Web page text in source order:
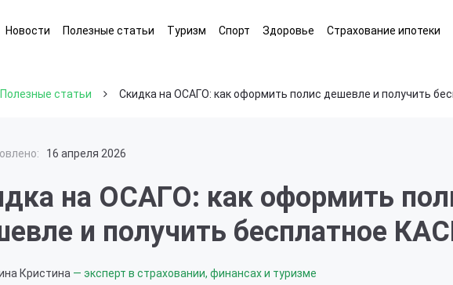
Новости Полезные статьи Туризм Спорт Здоровье Страхование ипотеки
Полезные статьи Скидка на ОСАГО: как оформить полис дешевле и получить
16 апреля 2026
на ОСАГО: как оформить
и получить бесплатное
Кристина — эксперт в страховании, финансах и туризме